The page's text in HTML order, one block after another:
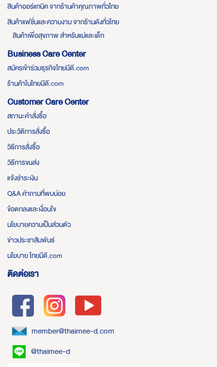
สินค้าออร์แกนิค จากร้านค้าคุณภาพทั่วไทย
สินค้าแฟชั่นและความงาม จากร้านดังทั่วไทย
สินค้าเพื่อสุขภาพ สำหรับแม่และเด็ก
Business Care Center
สมัครเข้าร่วมธุรกิจไทยมีดี.com
ร้านค้าในไทยมีดี.com
Customer Care Center
สถานะคำสั่งซื้อ
ประวัติการสั่งซื้อ
วิธีการสั่งซื้อ
วิธีการขนส่ง
แจ้งชำระเงิน
Q&A คำถามที่พบบ่อย
ข้อตกลงและเงื่อนไข
นโยบายความเป็นส่วนตัว
ข่าวประชาสัมพันธ์
นโยบาย ไทยมีดี.com
ติดต่อเรา
member@thaimee-d.com
@thaimee-d